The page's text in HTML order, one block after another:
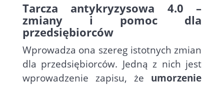
Tarcza antykryzysowa 4.0 –
zmiany i pomoc dla
przedsiębiorców
Wprowadza ona szereg istotnych zmian
dla przedsiębiorców. Jedną z nich jest
wprowadzenie zapisu, że umorzenie